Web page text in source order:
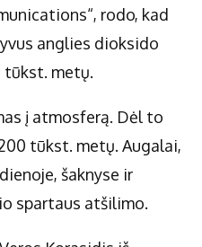
rodo, kad
anglies dioksido
tūkst. metų.
į atmosferą. Dėl to
tūkst. metų. Augalai,
šaknyse ir
spartaus atšilimo.